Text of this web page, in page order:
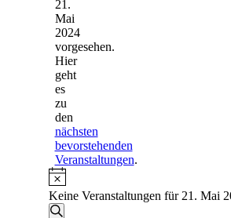
Mai
2024
21.
Mai
2024
vorgesehen.
Hier
geht
es
zu
den
nächsten
bevorstehenden
Veranstaltungen.
Hinweis
Keine Veranstaltungen für 21. Mai
Veranstaltungen